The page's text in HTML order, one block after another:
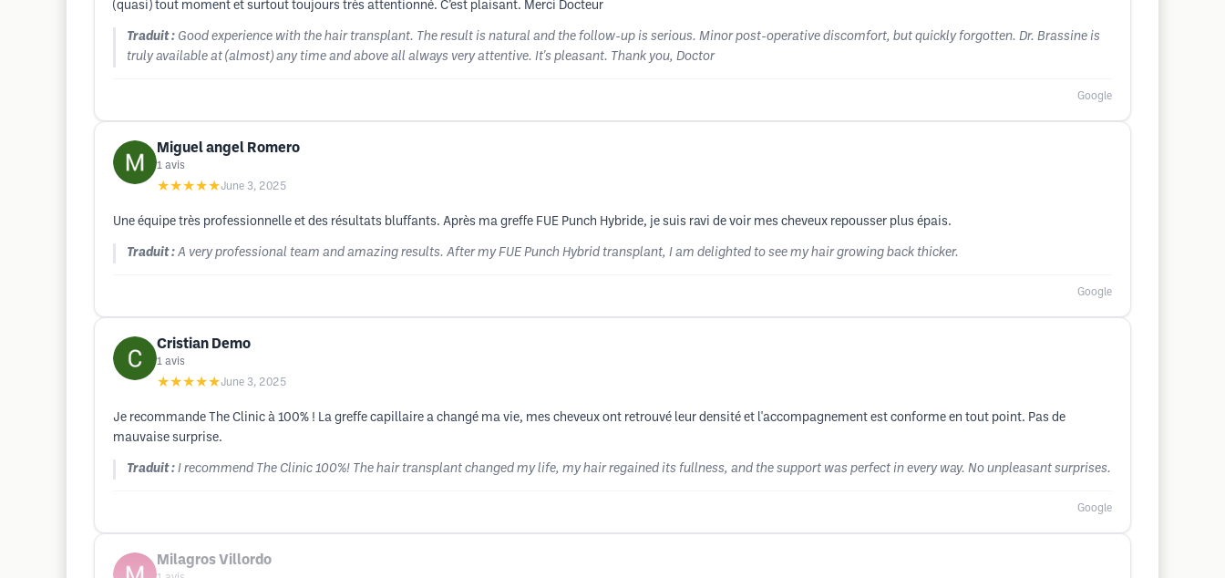
(quasi) tout moment et surtout toujours très attentionné. C’est plaisant. Merci Docteur
Traduit : Good experience with the hair transplant. The result is natural and the follow-up is serious. Minor post-operative discomfort, but quickly forgotten. Dr. Brassine is
truly available at (almost) any time and above all always very attentive. It's pleasant. Thank you, Doctor
Google
Miguel angel Romero
1 avis
★★★★★June 3, 2025
Une équipe très professionnelle et des résultats bluffants. Après ma greffe FUE Punch Hybride, je suis ravi de voir mes cheveux repousser plus épais.
Traduit : A very professional team and amazing results. After my FUE Punch Hybrid transplant, I am delighted to see my hair growing back thicker.
Google
Cristian Demo
1 avis
★★★★★June 3, 2025
Je recommande The Clinic à 100% ! La greffe capillaire a changé ma vie, mes cheveux ont retrouvé leur densité et l'accompagnement est conforme en tout point. Pas de
mauvaise surprise.
Traduit : I recommend The Clinic 100%! The hair transplant changed my life, my hair regained its fullness, and the support was perfect in every way. No unpleasant surprises.
Google
Milagros Villordo